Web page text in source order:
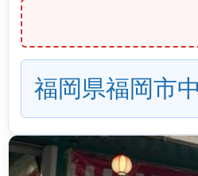
福岡県福岡市